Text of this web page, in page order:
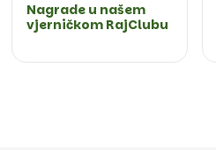
Nagrade u našem
vjerničkom RajClubu